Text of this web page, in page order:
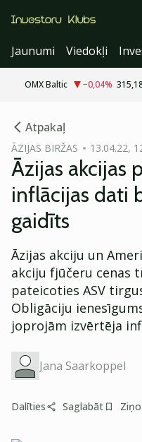
Jaunumi
Viedokļi
OMX Baltic −0,04%
Atpakaļ
ĀZIJAS BIRŽAS 13.04.22,
Āzijas akcijas
inflācijas dati
gaidīts
Āzijas akciju un
akciju fjūčeru cenas
pateicoties ASV
Obligāciju
joprojām izvērtēja
Jana Saarkoppel
Dalīties Saglabāt Ziņo